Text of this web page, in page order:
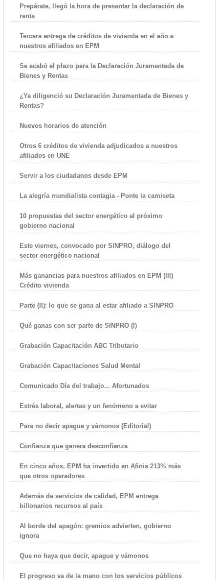
Prepárate, llegó la hora de presentar la declaración de
renta
Tercera entrega de créditos de vivienda en el año a
nuestros afiliados en EPM
Se acabó el plazo para la Declaración Juramentada de
Bienes y Rentas
¿Ya diligenció su Declaración Juramentada de Bienes y
Rentas?
Nuevos horarios de atención
Otros 6 créditos de vivienda adjudicados a nuestros
afiliados en UNE
Servir a los ciudadanos desde EPM
La alegría mundialista contagia - Ponte la camiseta
10 propuestas del sector energético al próximo
gobierno nacional
Este viernes, convocado por SINPRO, diálogo del
sector energético nacional
Más ganancias para nuestros afiliados en EPM (III)
Crédito vivienda
Parte (II): lo que se gana al estar afiliado a SINPRO
Qué ganas con ser parte de SINPRO (I)
Grabación Capacitación ABC Tributario
Grabación Capacitaciones Salud Mental
Comunicado Día del trabajo... Afortunados
Estrés laboral, alertas y un fenómeno a evitar
Para no decir apague y vámonos (Editorial)
Confianza que genera desconfianza
En cinco años, EPM ha invertido en Afinia 213% más
que otros operadores
Además de servicios de calidad, EPM entrega
billonarios recursos al país
Al borde del apagón: gremios advierten, gobierno
ignora
Que no haya que decir, apague y vámonos
El progreso va de la mano con los servicios públicos